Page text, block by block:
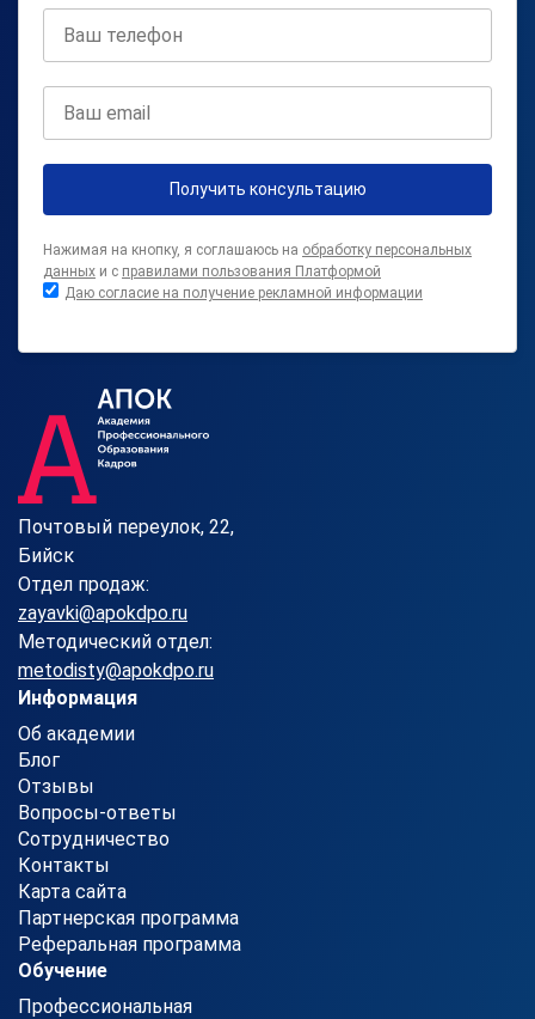
Получить консультацию
Нажимая на кнопку, я соглашаюсь на обработку персональных
данных и с правилами пользования Платформой
Даю согласие на получение рекламной информации
Почтовый переулок, 22,
Бийск
Отдел продаж:
zayavki@apokdpo.ru
Методический отдел:
metodisty@apokdpo.ru
Информация
Об академии
Блог
Отзывы
Вопросы-ответы
Сотрудничество
Контакты
Карта сайта
Партнерская программа
Реферальная программа
Обучение
Профессиональная